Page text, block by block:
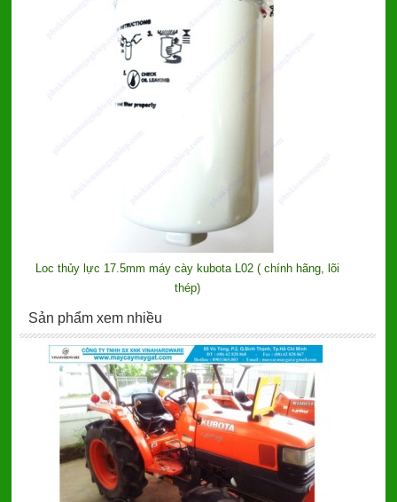
Loc thủy lực 17.5mm máy cày kubota L02 ( chính hãng, lõi
thép)
Sản phẩm xem nhiều